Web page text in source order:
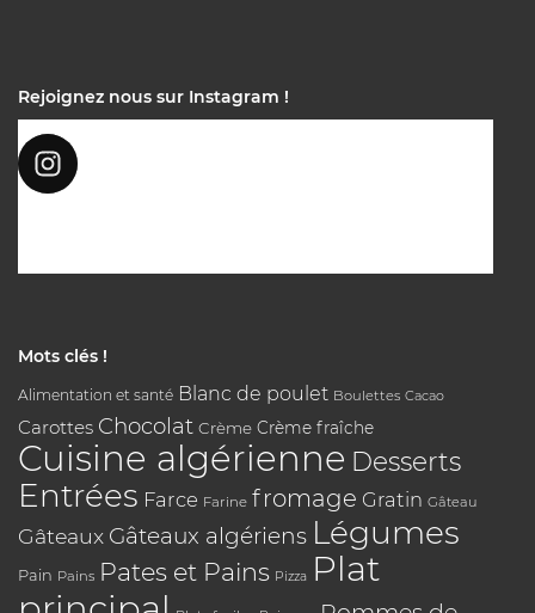
Rejoignez nous sur Instagram !
Mots clés !
Alimentation et santé Blanc de poulet Boulettes Cacao
Carottes Chocolat Crème Crème fraîche
Cuisine algérienne Desserts
Entrées Farce Farine fromage Gratin Gâteau
Gâteaux Gâteaux algériens Légumes
Pain Pains Pates et Pains Pizza Plat